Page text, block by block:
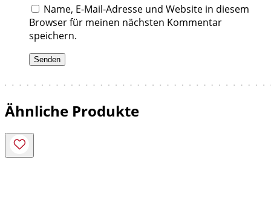
Name, E-Mail-Adresse und Website in diesem
Browser für meinen nächsten Kommentar
speichern.
Ähnliche Produkte